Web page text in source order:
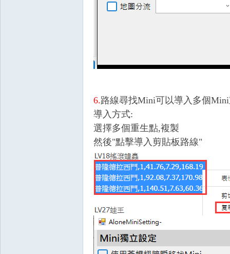
6.路線尋找Mini可以導入多個
導入方式:
選擇多個重生點,複製
然後"點擊導入剪貼板路線"